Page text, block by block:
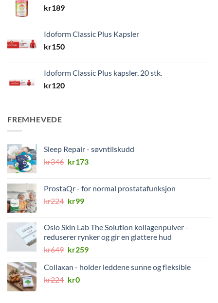
kr189
Idoform Classic Plus Kapsler
kr150
Idoform Classic Plus kapsler, 20 stk.
kr120
FREMHEVEDE
Sleep Repair - søvntilskudd
kr346 Opprinnelig
kr346.
kr173Nåværende
kr173.
ProstaQr - for normal prostatafunksjon
kr224 Opprinnelig
kr224.
kr99Nåværende
kr99.
Oslo Skin Lab The Solution kollagenpulver -
reduserer rynker og gir en glattere hud
kr649 Opprinnelig
var:
kr649.
kr259Nåværende
er:
Collaxan - holder leddene sunne og fleksible
kr224 Opprinnelig
kr0Nåværende